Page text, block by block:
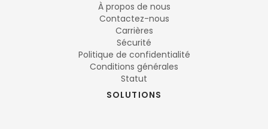
À propos de nous
Contactez-nous
Carrières
Sécurité
Politique de confidentialité
Conditions générales
Statut
SOLUTIONS